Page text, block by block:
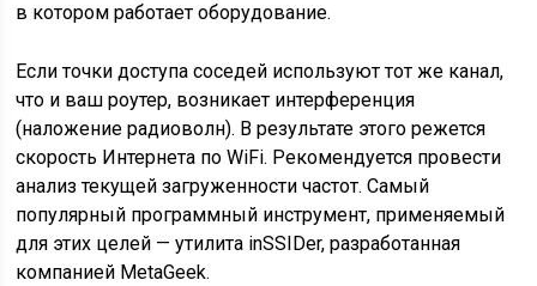
в котором работает оборудование.
Если точки доступа соседей используют тот же канал,
что и ваш роутер, возникает интерференция
(наложение радиоволн). В результате этого режется
скорость Интернета по WiFi. Рекомендуется провести
анализ текущей загруженности частот. Самый
популярный программный инструмент, применяемый
для этих целей — утилита inSSIDer, разработанная
компанией MetaGeek.